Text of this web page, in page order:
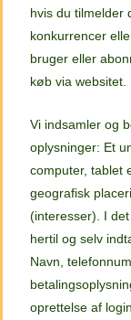
hvis du tilmelder
konkurrencer
bruger eller
køb via websitet.
Vi indsamler og
oplysninger: Et
computer, tablet
geografisk
(interesser). I
hertil og selv
Navn,
oprettelse af